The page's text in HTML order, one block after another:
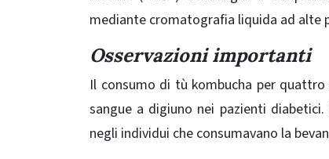
mediante cromatografia liquida ad alte
Osservazioni importanti
Il consumo di tù kombucha per
sangue a digiuno nei pazienti
negli individui che consumavano la